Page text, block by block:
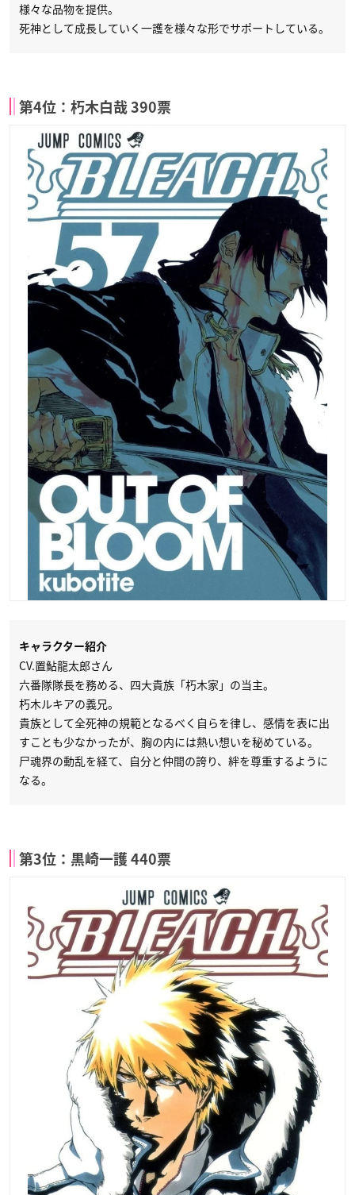
様々な品物を提供。
死神として成長していく一護を様々な形でサポートしている。
第4位：朽木白哉 390票
キャラクター紹介
CV.置鮎龍太郎さん
六番隊隊長を務める、四大貴族「朽木家」の当主。
朽木ルキアの義兄。
貴族として全死神の規範となるべく自らを律し、感情を表に出
すことも少なかったが、胸の内には熱い想いを秘めている。
尸魂界の動乱を経て、自分と仲間の誇り、絆を尊重するように
なる。
第3位：黒崎一護 440票